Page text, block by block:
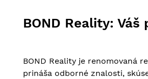
BOND Reality:
BOND Reality je renomovaná
prináša odborné znalosti,